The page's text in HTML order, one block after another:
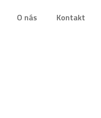
O nás Kontakt